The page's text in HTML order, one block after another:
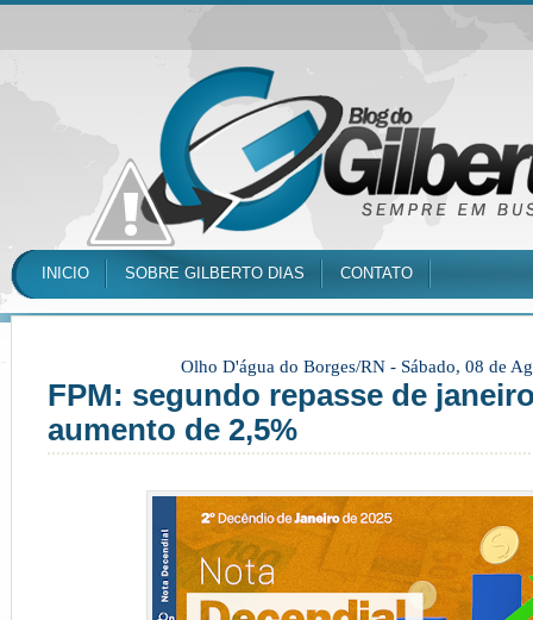
INICIO SOBRE GILBERTO DIAS CONTATO
Olho D'água do Borges/RN - Sábado, 08 de
FPM: segundo repasse de
aumento de 2,5%